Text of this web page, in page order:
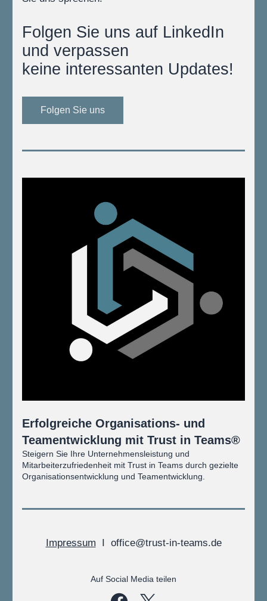
Folgen Sie uns auf LinkedIn
und verpassen
keine interessanten Updates!
Folgen Sie uns
Erfolgreiche Organisations- und
Teamentwicklung mit Trust in Teams®
Steigern Sie Ihre Unternehmensleistung und
Mitarbeiterzufriedenheit mit Trust in Teams durch gezielte
Organisationsentwicklung und Teamentwicklung.
Impressum
  I
office@trust-in-teams.de
Auf Social Media teilen